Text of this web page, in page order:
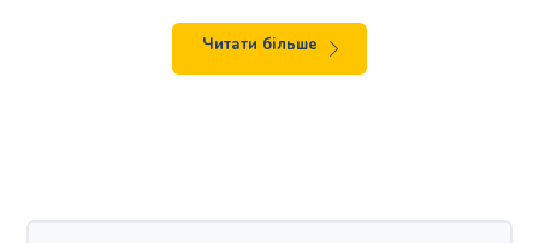
Читати більше